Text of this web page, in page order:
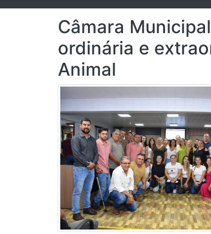
Câmara
ordinária e
Animal